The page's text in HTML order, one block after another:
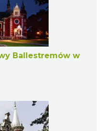
Ballestremów w